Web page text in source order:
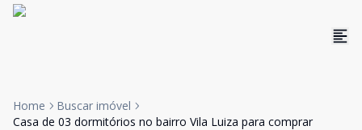
Home
Buscar imóvel
Casa de 03 dormitórios no bairro Vila Luiza para comprar